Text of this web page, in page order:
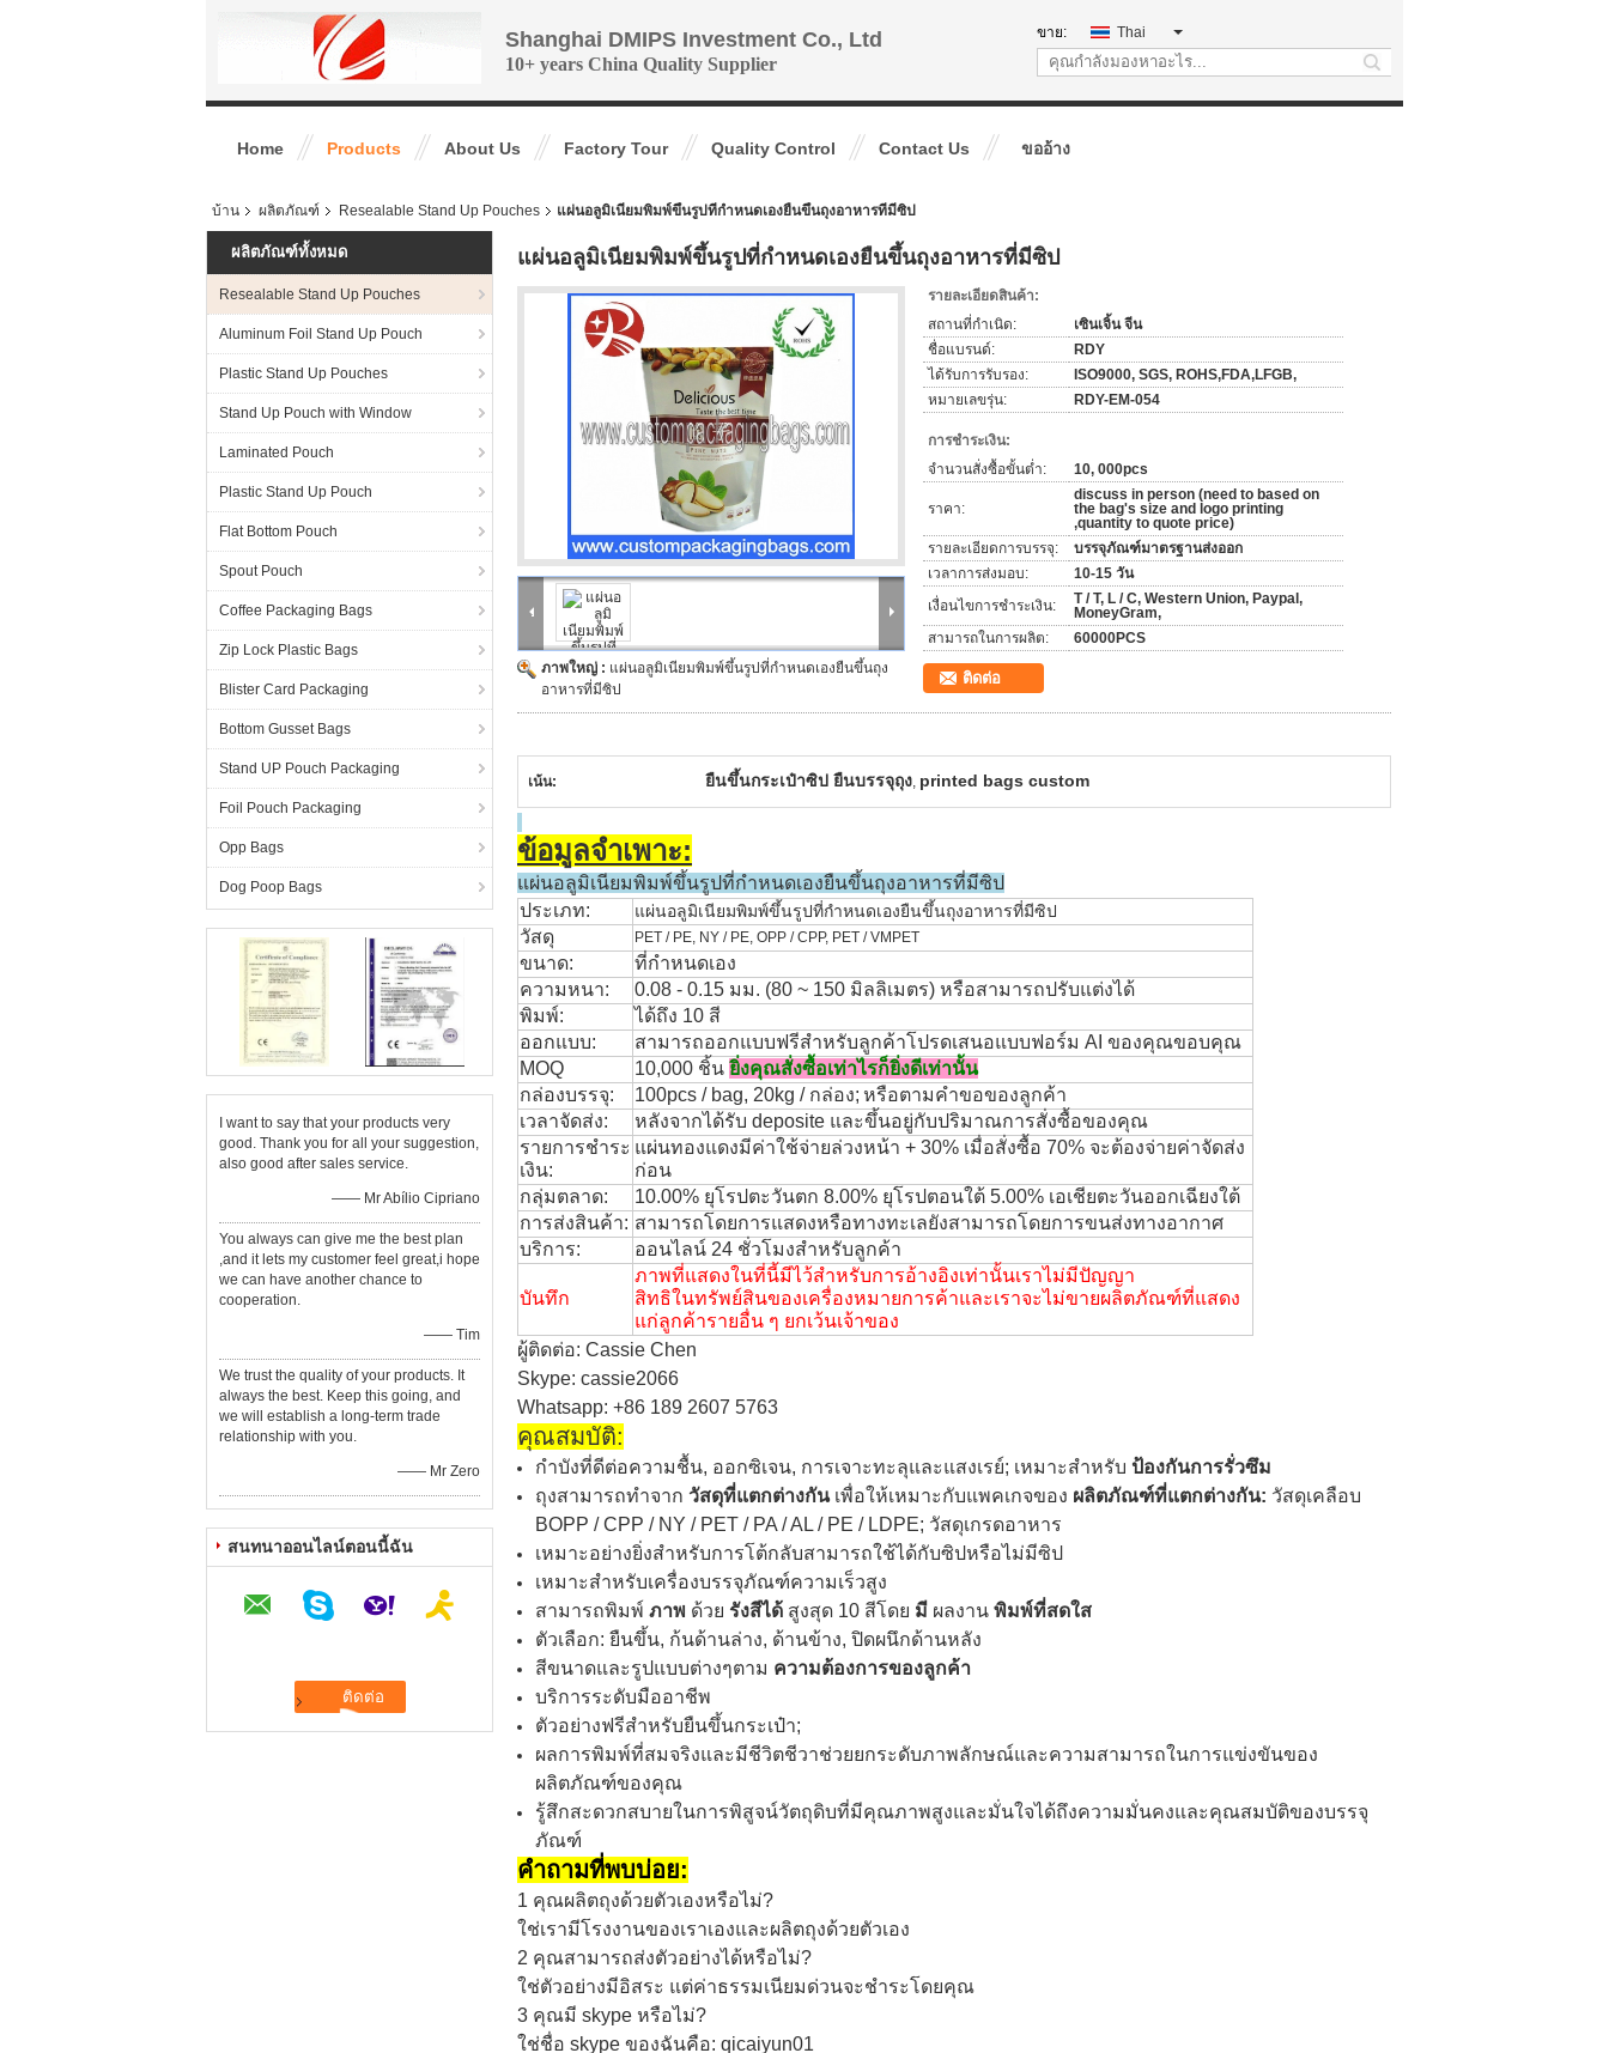
Shanghai DMIPS Investment Co., Ltd
10+ years China Quality Supplier
ขาย: Thai
search
Home Products About Us Factory Tour Quality Control Contact Us ขออ้าง
บ้าน ผลิตภัณฑ์ Resealable Stand Up Pouches แผ่นอลูมิเนียมพิมพ์ขึ้นรูปที่กำหนดเองยืนขึ้นถุงอาหารที่มีซิป
ผลิตภัณฑ์ทั้งหมด
Resealable Stand Up Pouches
Aluminum Foil Stand Up Pouch
Plastic Stand Up Pouches
Stand Up Pouch with Window
Laminated Pouch
Plastic Stand Up Pouch
Flat Bottom Pouch
Spout Pouch
Coffee Packaging Bags
Zip Lock Plastic Bags
Blister Card Packaging
Bottom Gusset Bags
Stand UP Pouch Packaging
Foil Pouch Packaging
Opp Bags
Dog Poop Bags
I want to say that your products very
good. Thank you for all your suggestion,
also good after sales service.
—— Mr Abílio Cipriano
You always can give me the best plan
,and it lets my customer feel great,i hope
we can have another chance to
cooperation.
—— Tim
We trust the quality of your products. It
always the best. Keep this going, and
we will establish a long-term trade
relationship with you.
—— Mr Zero
สนทนาออนไลน์ตอนนี้ฉัน
แผ่นอลูมิเนียมพิมพ์ขึ้นรูปที่กำหนดเองยืนขึ้นถุงอาหารที่มีซิป
ภาพใหญ่ : แผ่นอลูมิเนียมพิมพ์ขึ้นรูปที่กำหนดเองยืนขึ้นถุง
อาหารที่มีซิป
รายละเอียดสินค้า:
สถานที่กำเนิด:
เซินเจิ้น จีน
ชื่อแบรนด์:
RDY
ได้รับการรับรอง:
ISO9000, SGS, ROHS,FDA,LFGB,
หมายเลขรุ่น:
RDY-EM-054
การชำระเงิน:
จำนวนสั่งซื้อขั้นต่ำ:
10, 000pcs
ราคา:
discuss in person (need to based on
the bag's size and logo printing
,quantity to quote price)
รายละเอียดการบรรจุ:
บรรจุภัณฑ์มาตรฐานส่งออก
เวลาการส่งมอบ:
10-15 วัน
เงื่อนไขการชำระเงิน:
T / T, L / C, Western Union, Paypal,
MoneyGram,
สามารถในการผลิต:
60000PCS
ติดต่อ
เน้น: ยืนขึ้นกระเป๋าซิป ยืนบรรจุถุง, printed bags custom
ข้อมูลจำเพาะ:
แผ่นอลูมิเนียมพิมพ์ขึ้นรูปที่กำหนดเองยืนขึ้นถุงอาหารที่มีซิป
ประเภท:
แผ่นอลูมิเนียมพิมพ์ขึ้นรูปที่กำหนดเองยืนขึ้นถุงอาหารที่มีซิป
วัสดุ PET / PE, NY / PE, OPP / CPP, PET / VMPET
ขนาด:
ที่กำหนดเอง
ความหนา:
0.08 - 0.15 มม. (80 ~ 150 มิลลิเมตร) หรือสามารถปรับแต่งได้
พิมพ์:
ได้ถึง 10 สี
ออกแบบ:
สามารถออกแบบฟรีสำหรับลูกค้าโปรดเสนอแบบฟอร์ม AI ของคุณขอบคุณ
MOQ
10,000 ชิ้น ยิ่งคุณสั่งซื้อเท่าไรก็ยิ่งดีเท่านั้น
กล่องบรรจุ:
100pcs / bag, 20kg / กล่อง; หรือตามคำขอของลูกค้า
เวลาจัดส่ง:
หลังจากได้รับ deposite และขึ้นอยู่กับปริมาณการสั่งซื้อของคุณ
รายการชำระ
เงิน:
แผ่นทองแดงมีค่าใช้จ่ายล่วงหน้า + 30% เมื่อสั่งซื้อ 70% จะต้องจ่ายค่าจัดส่ง
ก่อน
กลุ่มตลาด:
10.00% ยุโรปตะวันตก 8.00% ยุโรปตอนใต้ 5.00% เอเชียตะวันออกเฉียงใต้
การส่งสินค้า: สามารถโดยการแสดงหรือทางทะเลยังสามารถโดยการขนส่งทางอากาศ
บริการ:
ออนไลน์ 24 ชั่วโมงสำหรับลูกค้า
บันทึก
ภาพที่แสดงในที่นี้มีไว้สำหรับการอ้างอิงเท่านั้นเราไม่มีปัญญา
สิทธิในทรัพย์สินของเครื่องหมายการค้าและเราจะไม่ขายผลิตภัณฑ์ที่แสดง
แก่ลูกค้ารายอื่น ๆ ยกเว้นเจ้าของ
ผู้ติดต่อ: Cassie Chen
Skype: cassie2066
Whatsapp: +86 189 2607 5763
คุณสมบัติ:
กำบังที่ดีต่อความชื้น, ออกซิเจน, การเจาะทะลุและแสงเรย์; เหมาะสำหรับ ป้องกันการรั่วซึม
ถุงสามารถทำจาก วัสดุที่แตกต่างกันเพื่อให้เหมาะกับแพคเกจของ ผลิตภัณฑ์ที่แตกต่างกัน: วัสดุเคลือบ
BOPP / CPP / NY / PET / PA / AL / PE / LDPE; วัสดุเกรดอาหาร
เหมาะอย่างยิ่งสำหรับการโต้กลับสามารถใช้ได้กับซิปหรือไม่มีซิป
เหมาะสำหรับเครื่องบรรจุภัณฑ์ความเร็วสูง
สามารถพิมพ์ ภาพ ด้วย รังสีได้ สูงสุด 10 สีโดย มี ผลงาน พิมพ์ที่สดใส
ตัวเลือก: ยืนขึ้น, ก้นด้านล่าง, ด้านข้าง, ปิดผนึกด้านหลัง
สีขนาดและรูปแบบต่างๆตาม ความต้องการของลูกค้า
บริการระดับมืออาชีพ
ตัวอย่างฟรีสำหรับยืนขึ้นกระเป๋า;
ผลการพิมพ์ที่สมจริงและมีชีวิตชีวาช่วยยกระดับภาพลักษณ์และความสามารถในการแข่งขันของ
ผลิตภัณฑ์ของคุณ
รู้สึกสะดวกสบายในการพิสูจน์วัตถุดิบที่มีคุณภาพสูงและมั่นใจได้ถึงความมั่นคงและคุณสมบัติของบรรจุ
ภัณฑ์
คำถามที่พบบ่อย:
1 คุณผลิตถุงด้วยตัวเองหรือไม่?
ใช่เรามีโรงงานของเราเองและผลิตถุงด้วยตัวเอง
2 คุณสามารถส่งตัวอย่างได้หรือไม่?
ใช่ตัวอย่างมีอิสระ แต่ค่าธรรมเนียมด่วนจะชำระโดยคุณ
3 คุณมี skype หรือไม่?
ใช่ชื่อ skype ของฉันคือ: qicaiyun01